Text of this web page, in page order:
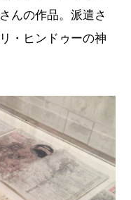
んの作品。派遣さ
・ヒンドゥーの神